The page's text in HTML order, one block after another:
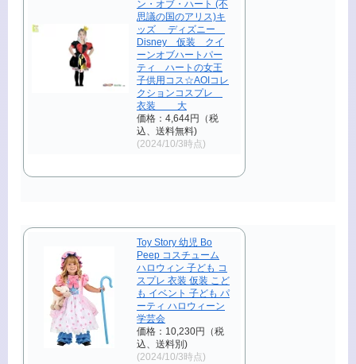
ン・オブ・ハート (不
思議の国のアリス)キ
ッズ ディズニー
Disney 仮装 クイ
ーンオブハートパー
ティ ハートの女王
子供用コス☆AOIコレ
クションコスプレ
衣装 大
価格：4,644円（税
込、送料無料)
(2024/10/3時点)
Toy Story 幼児 Bo
Peep コスチューム
ハロウィン 子ども コ
スプレ 衣装 仮装 こど
も イベント 子ども パ
ーティ ハロウィーン
学芸会
価格：10,230円（税
込、送料別)
(2024/10/3時点)